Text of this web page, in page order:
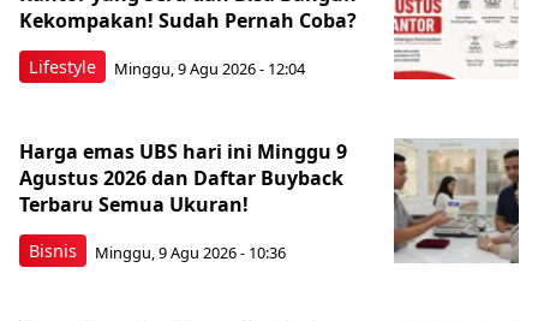
Lifestyle
Kekompakan! Sudah Pernah Coba?
Minggu, 9 Agu 2026 - 12:04
Bisnis
Harga emas UBS hari ini Minggu 9
Agustus 2026 dan Daftar Buyback
Terbaru Semua Ukuran!
Minggu, 9 Agu 2026 - 10:36